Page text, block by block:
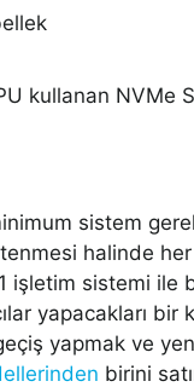
kullanan NVMe
sistem
halinde
işletim sistemi ile
yapacakları bir
yapmak ve
birini